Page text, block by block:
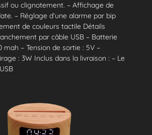
ou clignotement. – Affichage de
– Réglage d’une alarme par bip
de couleurs tactile Détails
par câble USB – Batterie
mah – Tension de sortie : 5V –
: 3W Inclus dans la livraison : – Le